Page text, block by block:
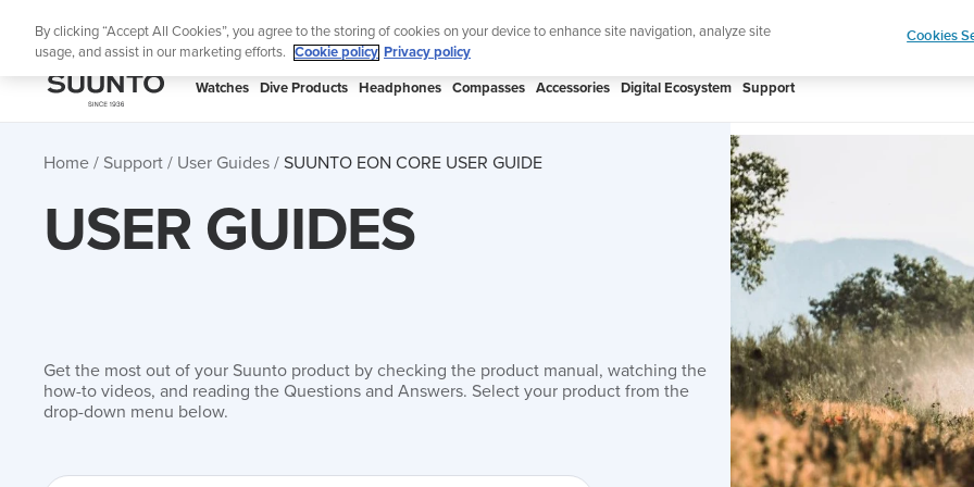
Lightweight sports watch designed for runners Shop
SUUNTO
Watches Dive Products Headphones Compasses Accessories Digital Ecosystem Support
Home Support User Guides SUUNTO EON CORE USER GUIDE
USER GUIDES
Get the most out of your Suunto product by checking the product manual, watching the
how-to videos, and reading the Questions and Answers. Select your product from the
drop-down menu below.
By clicking “Accept All Cookies”, you agree to the storing of cookies on your device to enhance site navigation, analyze site
usage, and assist in our marketing efforts.
Cookie policy Privacy policy
Cookies